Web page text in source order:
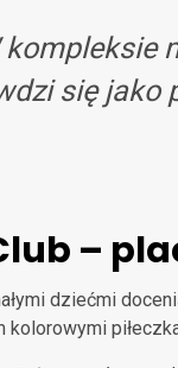
kompleksie
się jako
–
dziećmi
kolorowymi